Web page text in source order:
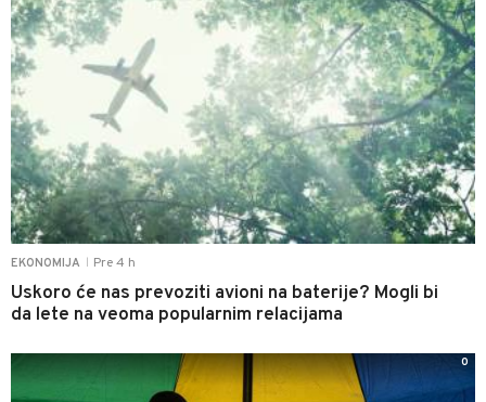
EKONOMIJA Pre 4 h
Uskoro će nas prevoziti avioni na baterije? Mogli bi
da lete na veoma popularnim relacijama
0